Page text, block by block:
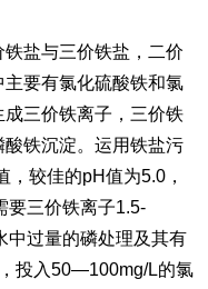
盐与三价铁盐，二价
要有氯化硫酸铁和氯
三价铁离子，三价铁
铁沉淀。运用铁盐污
较佳的pH值为5.0，
要三价铁离子1.5-
中过量的磷处理及其有
投入50—100mg/L的氯